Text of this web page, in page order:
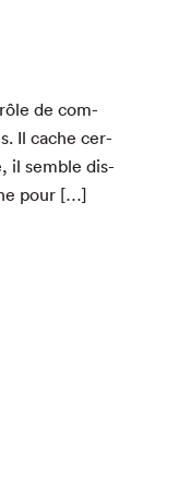
de com­
Il cache cer­
il sem­ble dis­
pour […]